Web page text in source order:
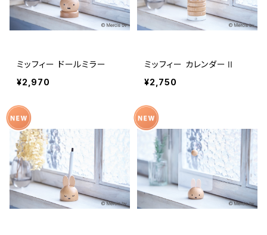
ミッフィー ドールミラー
¥2,970
ミッフィー カレンダーⅡ
¥2,750